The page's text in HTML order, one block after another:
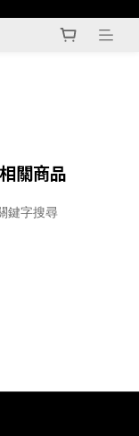
關商品
鍵字搜尋